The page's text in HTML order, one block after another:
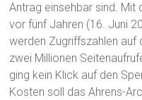
Antrag einsehbar sind. Mit
vor fünf Jahren (16. Juni
werden Zugriffszahlen auf
zwei Millionen
ging kein Klick auf den
Kosten soll das Ahrens-